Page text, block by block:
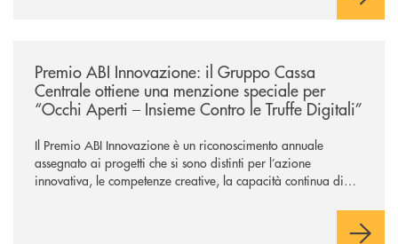
Premio ABI Innovazione: il Gruppo Cassa
Centrale ottiene una menzione speciale per
“Occhi Aperti – Insieme Contro le Truffe Digitali”
Il Premio ABI Innovazione è un riconoscimento annuale
assegnato ai progetti che si sono distinti per l’azione
innovativa, le competenze creative, la capacità continua di
operazioni e rispondere alla crescente velocità e complessità